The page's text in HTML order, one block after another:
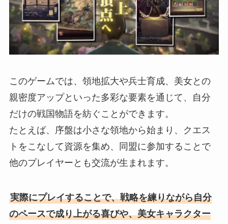
このゲームでは、領地拡大や兵士育成、美女との
親密度アップといった多彩な要素を通じて、自分
だけの戦国物語を紡ぐことができます。
たとえば、序盤は小さな領地から始まり、クエス
トをこなして資源を集め、同盟に参加することで
他のプレイヤーとも交流が生まれます。
実際にプレイすることで、戦略を練りながら自分
のペースで成り上がる喜びや、美女キャラクター